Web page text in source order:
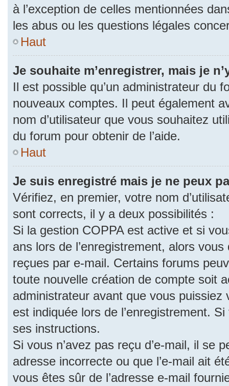
à l’exception de celles mentionnées
les abus ou les questions légales
Haut
Je souhaite m’enregistrer, mais je
Il est possible qu’un administrateur du
nouveaux comptes. Il peut également
nom d’utilisateur que vous souhaitez
du forum pour obtenir de l’aide.
Haut
Je suis enregistré mais je ne peux
Vérifiez, en premier, votre nom
sont corrects, il y a deux possibilités :
Si la gestion COPPA est active et si
ans lors de l’enregistrement, alors
reçues par e-mail. Certains forums
toute nouvelle création de compte soit
administrateur avant que vous
est indiquée lors de l’enregistrement.
ses instructions.
Si vous n’avez pas reçu d’e-mail, il se
adresse incorrecte ou que l’e-mail ait
vous êtes sûr de l’adresse e-mail